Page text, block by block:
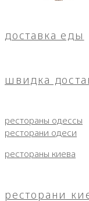
доставка еды
швидка
рестораны одессы
ресторани одеси
рестораны киева
ресторани